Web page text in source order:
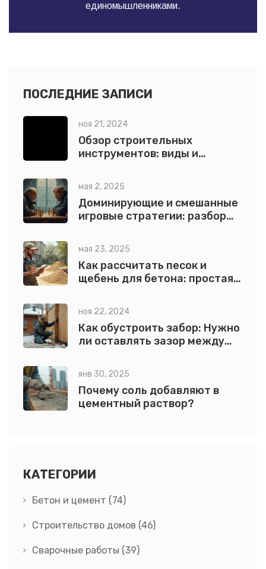
единомышленниками.
ПОСЛЕДНИЕ ЗАПИСИ
ноя 21, 2024
Обзор строительных
инструментов: виды и
мая 2, 2025
Доминирующие и смешанные
игровые стратегии: разбор
мая 23, 2025
Как рассчитать песок и
щебень для бетона: простая
ноя 22, 2024
Как обустроить забор: Нужно
ли оставлять зазор между
янв 30, 2025
Почему соль добавляют в
цементный раствор?
КАТЕГОРИИ
Бетон и цемент (74)
Строительство домов (46)
Сварочные работы (39)